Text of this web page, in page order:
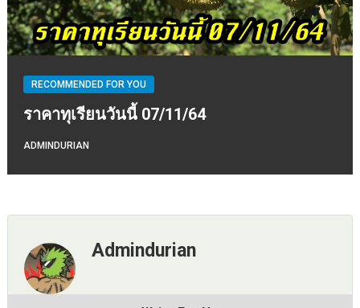
RECOMMENDED FOR YOU
ราคาทุเรียนวันนี้ 07/11/64
ADMINDURIAN
Admindurian